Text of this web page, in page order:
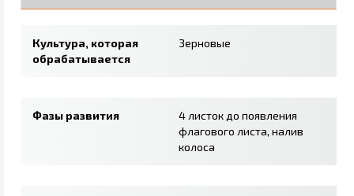
Культура, которая
обрабатывается
Зерновые
Фазы развития
4 листок до появления
флагового листа, налив
колоса